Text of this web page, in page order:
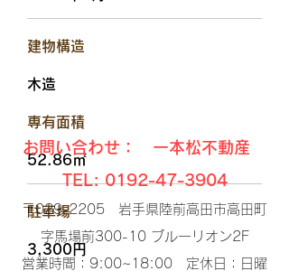
​建物構造
木造
​専有面積
52.86㎡
駐車場
3,300円
お問い合わせ： 一本松不動産
TEL:0192-47-3904
〒029-2205 岩手県陸前高田市高田町
字馬場前300-10 ブルーリオン2F​
営業時間：9:00~18:00 定休日：日曜